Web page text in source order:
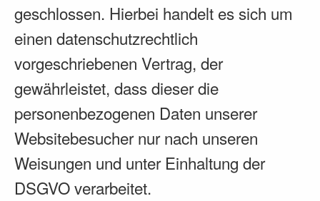
geschlossen. Hierbei handelt es sich um
einen datenschutzrechtlich
vorgeschriebenen Vertrag, der
gewährleistet, dass dieser die
personenbezogenen Daten unserer
Websitebesucher nur nach unseren
Weisungen und unter Einhaltung der
DSGVO verarbeitet.